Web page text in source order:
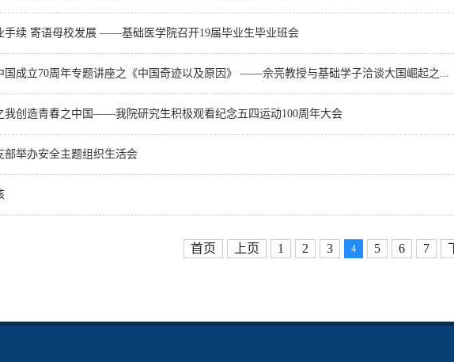
手续 寄语母校发展 ——基础医学院召开19届毕业生毕业班会
国成立70周年专题讲座之《中国奇迹以及原因》 ——佘亮教授与基础学子洽谈大国崛起之...
我创造青春之中国——我院研究生积极观看纪念五四运动100周年大会
部举办安全主题组织生活会
首页 上页 1 2 3 4 5 6 7